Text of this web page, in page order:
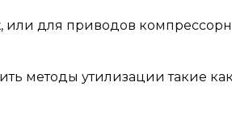
или для приводов
методы утилизации такие